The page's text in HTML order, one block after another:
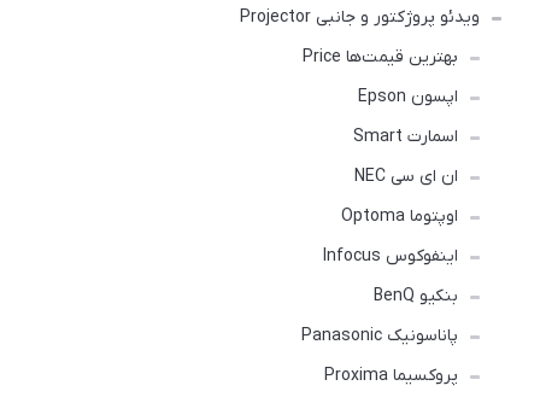
ویدئو پروژکتور و جانبی Projector
بهترین قیمت‌ها Price
اپسون Epson
اسمارت Smart
ان ای سی NEC
اوپتوما Optoma
اینفوکوس Infocus
بنکیو BenQ
پاناسونیک Panasonic
پروکسیما Proxima